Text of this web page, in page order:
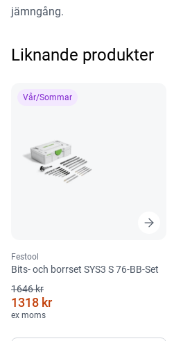
jämngång.
Liknande produkter
Vår/Sommar
Festool
Bits- och borrset SYS3 S 76-BB-Set
1646 kr
1318 kr
ex moms